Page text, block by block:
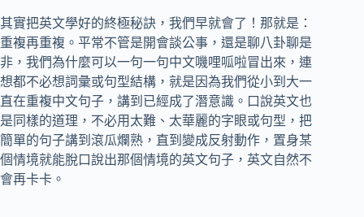
其實把英文學好的終極秘訣，我們早就會了！那就是：
重複再重複。平常不管是開會談公事，還是聊八卦聊是
非，我們為什麼可以一句一句中文嘰哩呱啦冒出來，連
想都不必想詞彙或句型結構，就是因為我們從小到大一
直在重複中文句子，講到已經成了潛意識。口說英文也
是同樣的道理，不必用太難、太華麗的字眼或句型，把
簡單的句子講到滾瓜爛熟，直到變成反射動作，置身某
個情境就能脫口說出那個情境的英文句子，英文自然不
會再卡卡。